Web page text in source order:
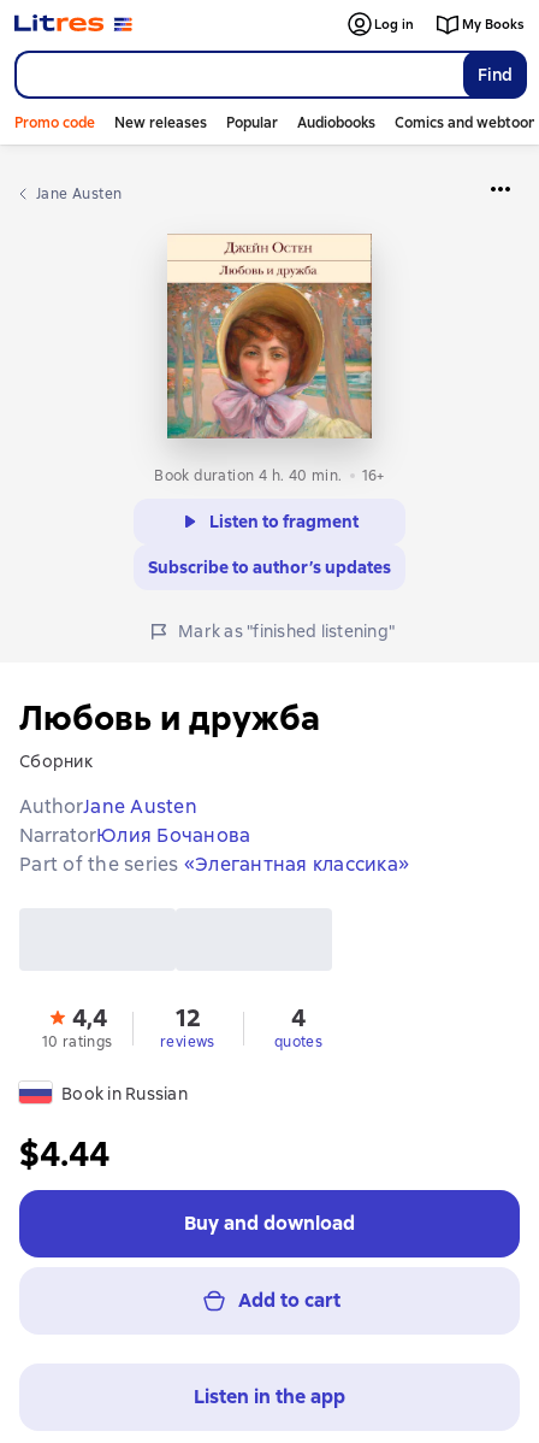
Find
Log in My Books
Promo code New releases Popular Audiobooks Comics and
Jane Austen
Book duration 4 h. 40 min. 16+
Listen to fragment
Subscribe to author’s updates
Mark as "finished listening"
Любовь и дружба
Сборник
AuthorJane Austen
NarratorЮлия Бочанова
Part of the series «Элегантная классика»
4,4
10 ratings
12
reviews
4
quotes
Book in Russian
$4.44
Buy and download
Add to cart
Listen in the app